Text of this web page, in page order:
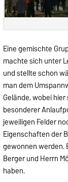
Eine gemischte
machte sich unter
und stellte schon
man dem
Gelände, wobei
besonderer
jeweiligen Felder
Eigenschaften der
gewonnen werden.
Berger und Herrn
haben.